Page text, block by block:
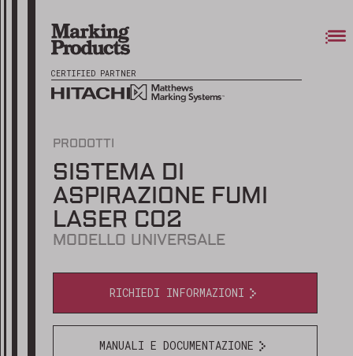
CERTIFIED PARTNER
PRODOTTI
SISTEMA DI
ASPIRAZIONE FUMI
LASER CO2
MODELLO UNIVERSALE
RICHIEDI INFORMAZIONI
MANUALI E DOCUMENTAZIONE